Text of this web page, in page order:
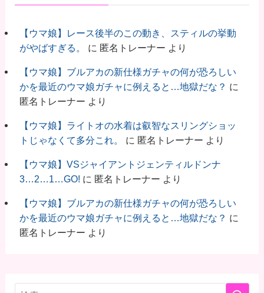
【ウマ娘】レース後半のこの動き、スティルの挙動
がやばすぎる。
に 匿名トレーナー より
【ウマ娘】ブルアカの新仕様ガチャの何が恐ろしい
かを最近のウマ娘ガチャに例えると…地獄だな？ に
匿名トレーナー より
【ウマ娘】ライトオの水着は叡智なスリングショッ
トじゃなくて多分これ。
に 匿名トレーナー より
【ウマ娘】VSジャイアントジェンティルドンナ
3…2…1…GO! に 匿名トレーナー より
【ウマ娘】ブルアカの新仕様ガチャの何が恐ろしい
かを最近のウマ娘ガチャに例えると…地獄だな？ に
匿名トレーナー より